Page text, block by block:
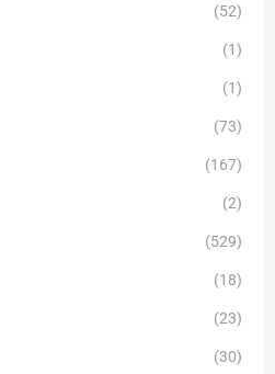
(52)
(1)
(1)
(73)
(167)
(2)
(529)
(18)
(23)
(30)